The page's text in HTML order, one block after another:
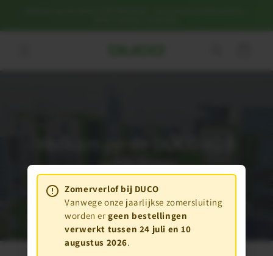
Zomerverlof bij DUCO
Vanwege onze jaarlijkse zomersluiting
worden ergeen bestellingen
verwerkt tussen 24 juli en 10
augustus 2026.
Webshop